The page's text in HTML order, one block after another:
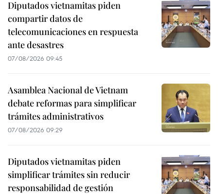
Diputados vietnamitas piden
compartir datos de
telecomunicaciones en respuesta
ante desastres
07/08/2026 09:45
Asamblea Nacional de Vietnam
debate reformas para simplificar
trámites administrativos
07/08/2026 09:29
Diputados vietnamitas piden
simplificar trámites sin reducir
responsabilidad de gestión